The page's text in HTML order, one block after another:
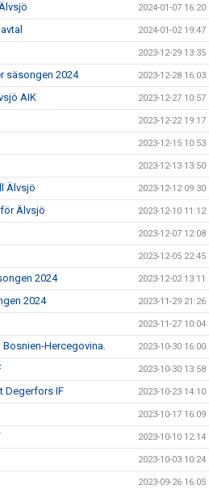
2024-01-07 16:20
2024-01-02 19:47
2023-12-29 13:35
säsongen 2024 2023-12-28 16:03
AIK 2023-12-27 10:57
2023-12-22 19:17
2023-12-15 10:53
2023-12-13 13:50
Älvsjö 2023-12-12 09:30
Älvsjö 2023-12-10 11:12
2023-12-07 12:08
2023-12-05 22:45
2024 2023-12-02 13:11
2024 2023-11-29 21:26
2023-11-27 10:04
Bosnien-Hercegovina. 2023-10-30 16:00
2023-10-30 13:58
Degerfors IF 2023-10-23 14:10
2023-10-17 16:09
2023-10-10 12:14
2023-10-03 10:24
2023-09-26 16:05